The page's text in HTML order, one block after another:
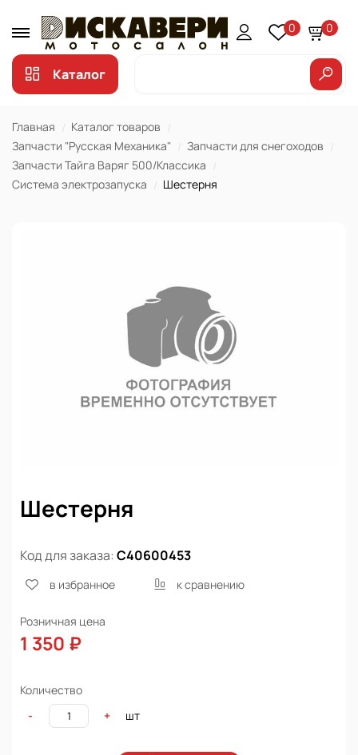
0 0
Каталог
Главная
Каталог товаров
Запчасти "Русская Механика"
Запчасти для снегоходов
Запчасти Тайга Варяг 500/Классика
Система электрозапуска
Шестерня
Шестерня
Код для заказа: С40600453
в избранное к сравнению
Розничная цена
1 350 ₽
Количество
-
+ шт